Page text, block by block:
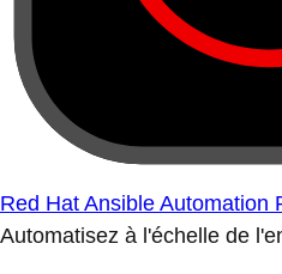
Red Hat Ansible Automation
Automatisez à l'échelle de